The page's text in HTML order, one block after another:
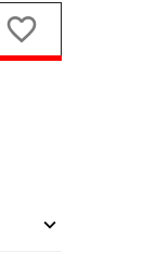
favorite_border